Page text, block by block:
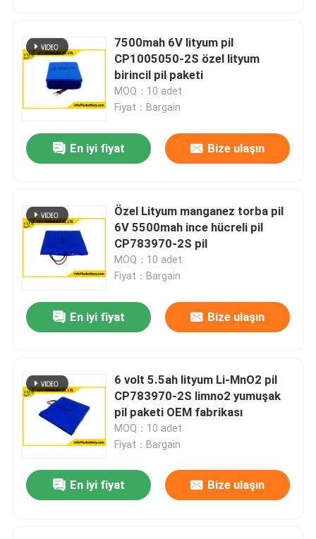
Şarj edilebilir Lityum polimer pil
Lityum Pil Şarj Cihazları
1,2 V Şarj Edilebilir Pil
Alkali pil 1.5Volt
Akü Aksesuarları
7500mah 6V lityum pil
CP1005050-2S özel lityum
birincil pil paketi
MOQ：10 adet
Fiyat：Bargain
En iyi fiyat Bize ulaşın
Özel Lityum manganez torba pil
6V 5500mah ince hücreli pil
CP783970-2S pil
MOQ：10 adet
Fiyat：Bargain
En iyi fiyat Bize ulaşın
6 volt 5.5ah lityum Li-MnO2 pil
CP783970-2S limno2 yumuşak
pil paketi OEM fabrikası
MOQ：10 adet
Fiyat：Bargain
En iyi fiyat Bize ulaşın